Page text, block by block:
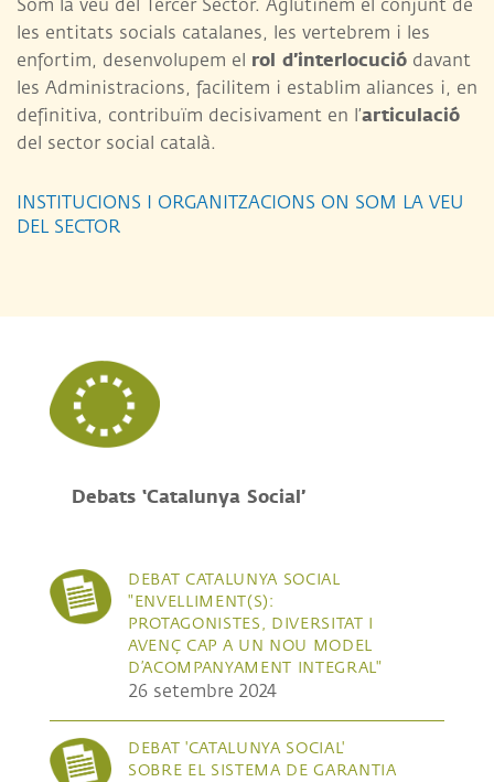
Som la veu del Tercer Sector. Aglutinem el conjunt de
les entitats socials catalanes, les vertebrem i les
enfortim, desenvolupem el rol d’interlocució davant
les Administracions, facilitem i establim aliances i, en
definitiva, contribuïm decisivament en l’articulació
del sector social català.
INSTITUCIONS I ORGANITZACIONS ON SOM LA VEU
DEL SECTOR
Debats ‘Catalunya Social’
DEBAT CATALUNYA SOCIAL
"ENVELLIMENT(S):
PROTAGONISTES, DIVERSITAT I
AVENÇ CAP A UN NOU MODEL
D’ACOMPANYAMENT INTEGRAL"
26 setembre 2024
DEBAT 'CATALUNYA SOCIAL'
SOBRE EL SISTEMA DE GARANTIA